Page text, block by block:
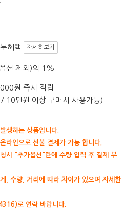
혜택 자세히보기
션 제외)의 1%
원 즉시 적립
10만원 이상 구매시 사용가능)
생하는 상품입니다.
라인으로 선불 결제가 가능 합니다.
시 "추가옵션"란에 수량 입력 후 결제 부
, 수량, 거리에 따라 차이가 있으며 자세한
로 연락 바랍니다.